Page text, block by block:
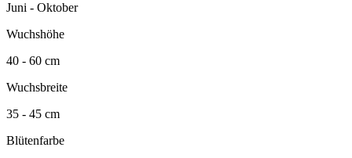
Juni - Oktober
Wuchshöhe
40 - 60 cm
Wuchsbreite
35 - 45 cm
Blütenfarbe